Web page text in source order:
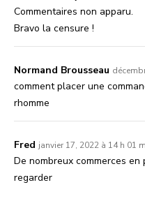
Commentaires non apparu.
Bravo la censure !
Normand Brousseau
comment placer une
rhomme
Fred janvier 17, 2022 à 14 h 01
De nombreux commerces en
regarder